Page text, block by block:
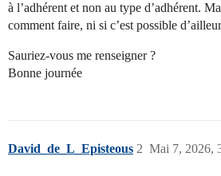
à l’adhérent et non au type d’adhérent.
comment faire, ni si c’est possible
Sauriez-vous me renseigner ?
Bonne journée
David_de_L_Episteous Mai 7, 2026,
2